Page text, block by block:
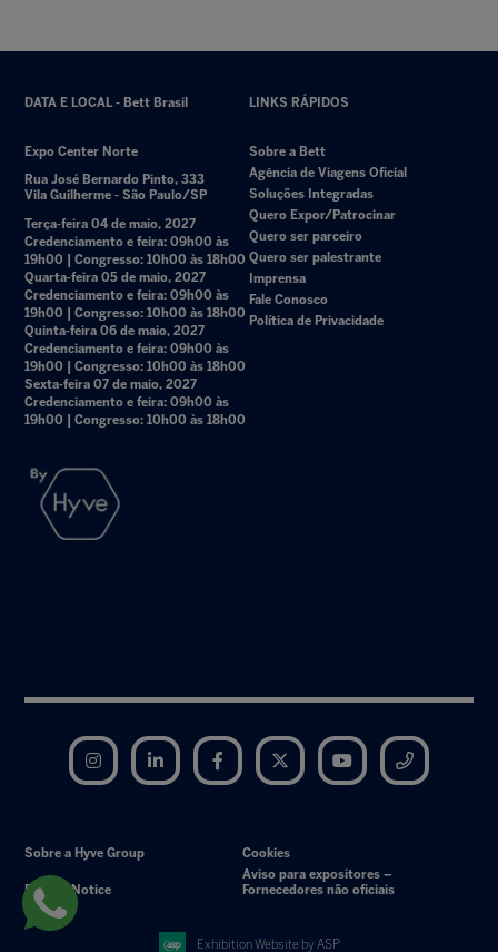
DATA E LOCAL - Bett Brasil
Expo Center Norte
Rua José Bernardo Pinto, 333
Vila Guilherme - São Paulo/SP
Terça-feira 04 de maio, 2027
Credenciamento e feira: 09h00 às
19h00 | Congresso: 10h00 às 18h00
Quarta-feira 05 de maio, 2027
Credenciamento e feira: 09h00 às
19h00 | Congresso: 10h00 às 18h00
Quinta-feira 06 de maio, 2027
Credenciamento e feira: 09h00 às
19h00 | Congresso: 10h00 às 18h00
Sexta-feira 07 de maio, 2027
Credenciamento e feira: 09h00 às
19h00 | Congresso: 10h00 às 18h00
LINKS RÁPIDOS
Sobre a Bett
Agência de Viagens Oficial
Soluções Integradas
Quero Expor/Patrocinar
Quero ser parceiro
Quero ser palestrante
Imprensa
Fale Conosco
Política de Privacidade
Instagram LinkedIn Facebook Twitter YouTube
Sobre a Hyve Group Cookies
Privacy Notice
Aviso para expositores –
Fornecedores não oficiais
Exhibition Website by ASP